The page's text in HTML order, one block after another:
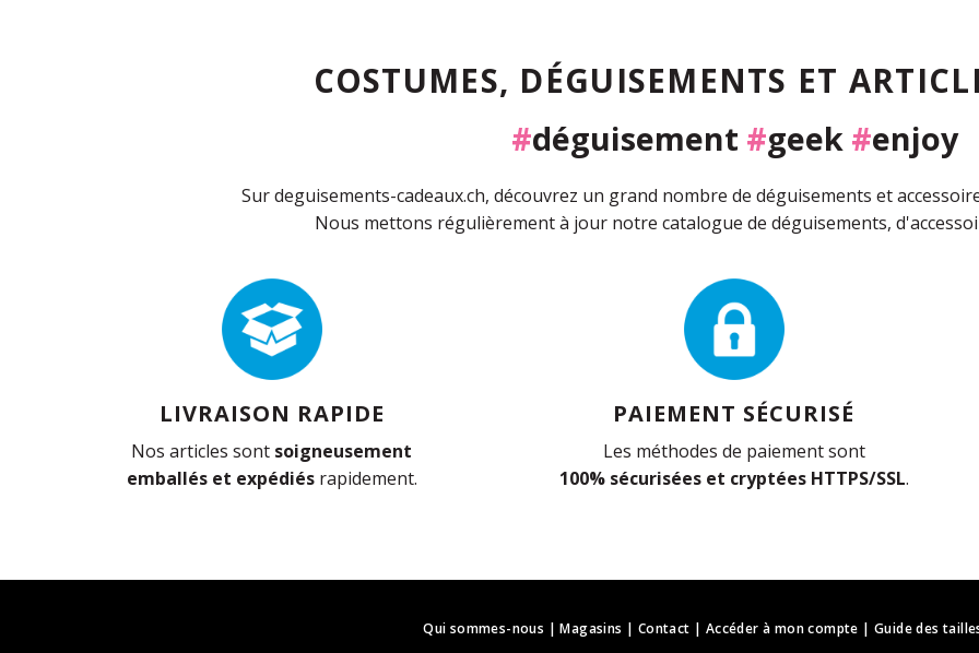
COSTUMES, DÉGUISEMENTS ET
#déguisement #geek #enjoy
Sur deguisements-cadeaux.ch, découvrez un grand nombre de déguisements et
Nous mettons régulièrement à jour notre catalogue de déguisements,
LIVRAISON RAPIDE
Nos articles sont soigneusement
emballés et expédiésrapidement.
PAIEMENT SÉCURISÉ
Les méthodes de paiement sont
100% sécurisées et cryptées HTTPS/SSL.
Qui sommes-nous |Magasins | Contact | Accéder à mon compte |Guide des